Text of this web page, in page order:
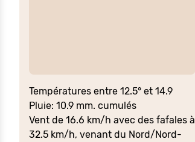
Températures entre 12.5° et 14.9
Pluie: 10.9 mm. cumulés
Vent de 16.6 km/h avec des fafales à
32.5 km/h, venant du Nord/Nord-